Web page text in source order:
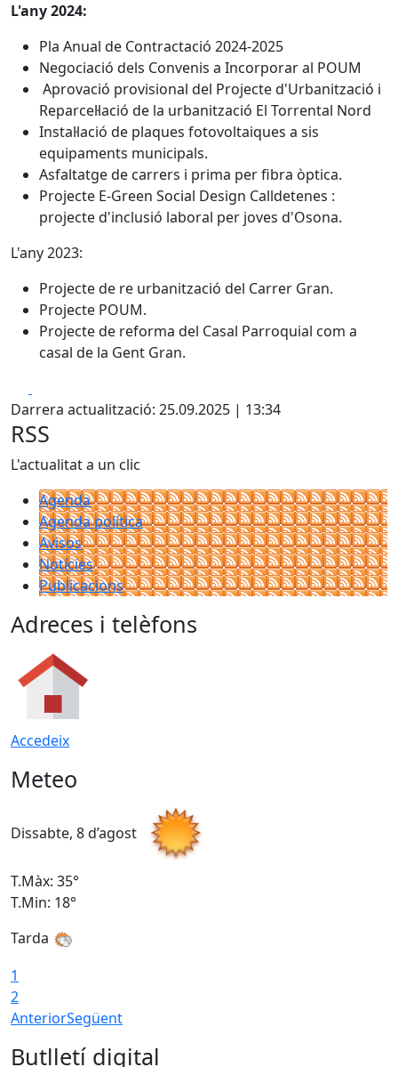
L'any 2024:
Pla Anual de Contractació 2024-2025
Negociació dels Convenis a Incorporar al POUM
Aprovació provisional del Projecte d'Urbanització i
Reparcel·lació de la urbanització El Torrental Nord
Instal·lació de plaques fotovoltaiques a sis
equipaments municipals.
Asfaltatge de carrers i prima per fibra òptica.
Projecte E-Green Social Design Calldetenes :
projecte d'inclusió laboral per joves d'Osona.
L'any 2023:
Projecte de re urbanització del Carrer Gran.
Projecte POUM.
Projecte de reforma del Casal Parroquial com a
casal de la Gent Gran.
Darrera actualització: 25.09.2025 | 13:34
RSS
L'actualitat a un clic
Agenda
Agenda política
Avisos
Notícies
Publicacions
Adreces i telèfons
Accedeix
Meteo
Dissabte, 8 d’agost
T.Màx: 35°
T.Min: 18°
Tarda
1
2
AnteriorSegüent
Butlletí digital